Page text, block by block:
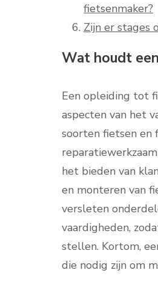
fietsenmaker?
Zijn er stages
Wat houdt
Een opleiding tot
aspecten van het
soorten fietsen en
het bieden van
en monteren van
versleten
vaardigheden,
stellen. Kortom,
die nodig zijn om